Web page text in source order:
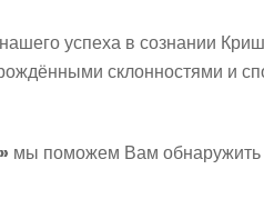
успеха в сознании
склонностями и
» мы поможем Вам обнаружить